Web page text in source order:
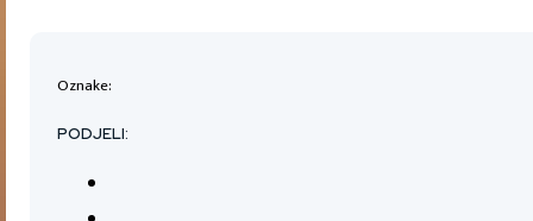
Oznake:
PODJELI: